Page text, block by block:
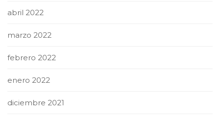
abril 2022
marzo 2022
febrero 2022
enero 2022
diciembre 2021